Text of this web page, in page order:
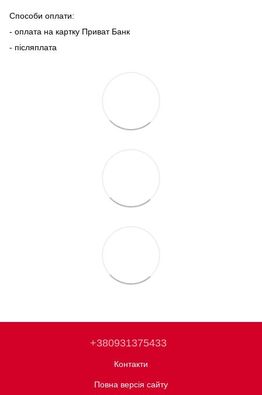
Способи оплати:
- оплата на картку Приват Банк
- післяплата
+380931375433
Контакти
Повна версія сайту